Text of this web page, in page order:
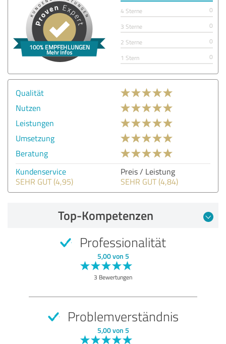
4 Sterne
0
3 Sterne
0
2 Sterne
0
1 Stern
0
Qualität
Nutzen
Leistungen
Umsetzung
Beratung
Kundenservice
SEHR GUT (4,95)
Preis / Leistung
SEHR GUT (4,84)
Top-Kompetenzen
Professionalität
5,00 von 5
3 Bewertungen
Problemverständnis
5,00 von 5